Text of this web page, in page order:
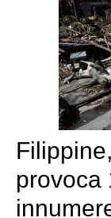
provoca